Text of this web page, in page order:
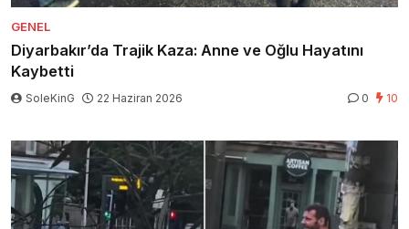
GENEL
Diyarbakır’da Trajik Kaza: Anne ve Oğlu Hayatını
Kaybetti
SoleKinG 22 Haziran 2026 0 10